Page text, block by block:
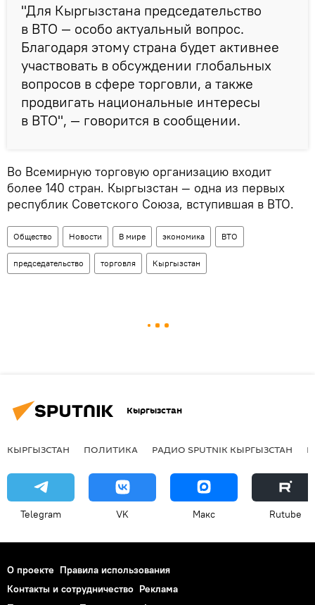
"Для Кыргызстана председательство
в ВТО — особо актуальный вопрос.
Благодаря этому страна будет активнее
участвовать в обсуждении глобальных
вопросов в сфере торговли, а также
продвигать национальные интересы
в ВТО", — говорится в сообщении.
Во Всемирную торговую организацию входит
более 140 стран. Кыргызстан — одна из первых
республик Советского Союза, вступившая в ВТО.
Общество Новости В мире экономика ВТО
председательство торговля Кыргызстан
Кыргызстан
КЫРГЫЗСТАН ПОЛИТИКА РАДИО SPUTNIK КЫРГЫЗСТАН
Telegram VK Макс Rutube
О проекте Правила использования
Контакты и сотрудничество Реклама